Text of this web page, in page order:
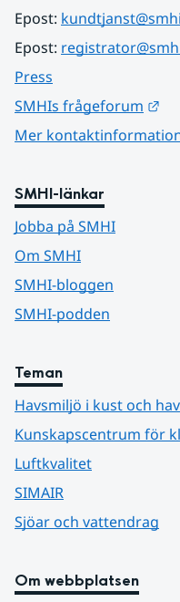
Epost:
Epost:
Press
SMHIs frågeforum
Mer
SMHI-länkar
Jobba på SMHI
Om SMHI
SMHI-bloggen
SMHI-podden
Teman
Havsmiljö i kust och hav
Kunskapscentrum för
Luftkvalitet
SIMAIR
Sjöar och vattendrag
Om webbplatsen